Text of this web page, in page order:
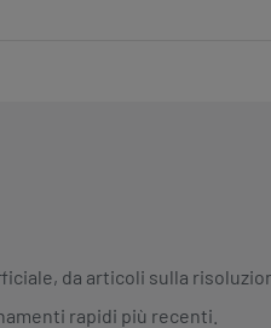
da articoli sulla
rapidi più recenti.